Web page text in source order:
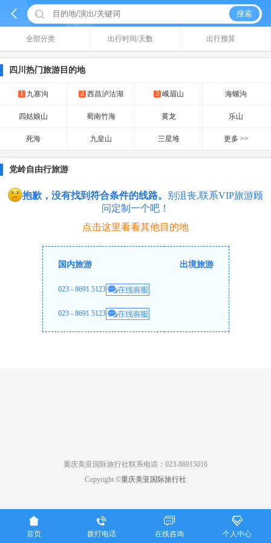
  搜索
全部分类 出行时间/天数 出行预算
四川热门旅游目的地
1 九寨沟 2 西昌泸沽湖 3 峨眉山 海螺沟
四姑娘山 蜀南竹海 黄龙 乐山
死海 九皇山 三星堆 更多 >>
党岭自由行旅游
抱歉，没有找到符合条件的线路。 别沮丧,联系VIP旅游顾
问定制一个吧！
点击这里看看其他目的地
国内旅游
023 - 8691 5123
023 - 8691 5123
出境旅游
重庆美亚国际旅行社联系电话：023-86915016
Copyright ©重庆美亚国际旅行社

首页

拨打电话

在线咨询

个人中心